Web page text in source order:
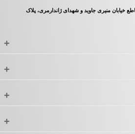
خیابان منیری جاوید و شهدای ژاندارمری، پلاک
+
+
+
+